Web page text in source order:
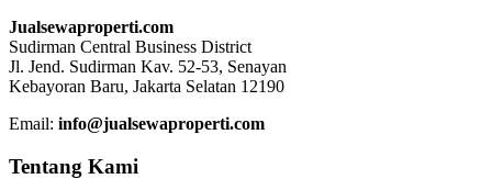
Jualsewaproperti.com
Sudirman Central Business District
Jl. Jend. Sudirman Kav. 52-53, Senayan
Kebayoran Baru, Jakarta Selatan 12190
Email: info@jualsewaproperti.com
Tentang Kami